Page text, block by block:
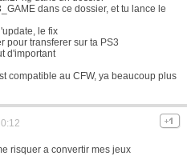
dans ce dossier, et tu lance le
le fix
pour transferer sur ta PS3
d'important
compatible au CFW, ya beaucoup plus
risquer a convertir mes jeux